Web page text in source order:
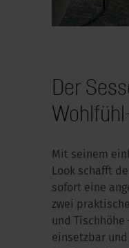
Der
Mit seinem
Look schafft
sofort eine
zwei
und
einsetzbar